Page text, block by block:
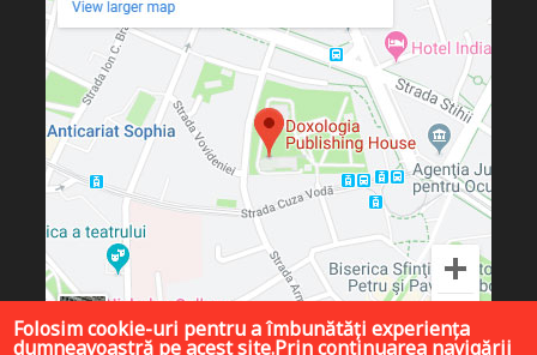
Folosim cookie-uri pentru a îmbunătăți experiența
dumneavoastră pe acest site.Prin continuarea navigării